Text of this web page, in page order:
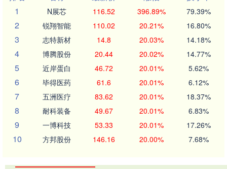
1
N展芯 116.52 396.89% 79.39%
2 锐翔智能 110.02 20.21% 16.80%
3 志特新材 14.8 20.03% 14.18%
4 博腾股份 20.44 20.02% 14.77%
5 近岸蛋白 46.72 20.01% 5.62%
6 毕得医药 61.6 20.01% 6.12%
7 五洲医疗 83.62 20.01% 18.37%
8 耐科装备 49.67 20.01% 6.83%
9 一博科技 53.33 20.01% 17.26%
10 方邦股份 146.16 20.00% 7.68%